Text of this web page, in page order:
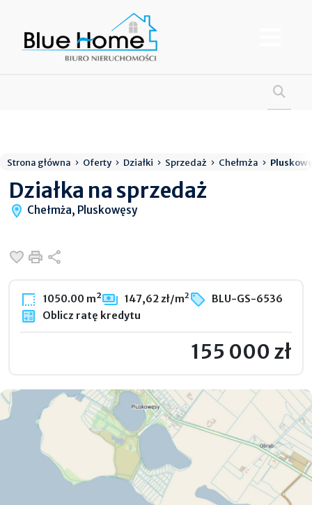
Strona główna Oferty Działki Sprzedaż Chełmża
Działka na sprzedaż
Chełmża, Pluskowęsy
Dodaj do ulubionych
Drukuj
1050.00 m² 147,62 zł/m2
BLU-GS-6536
Oblicz ratę kredytu
155 000 zł